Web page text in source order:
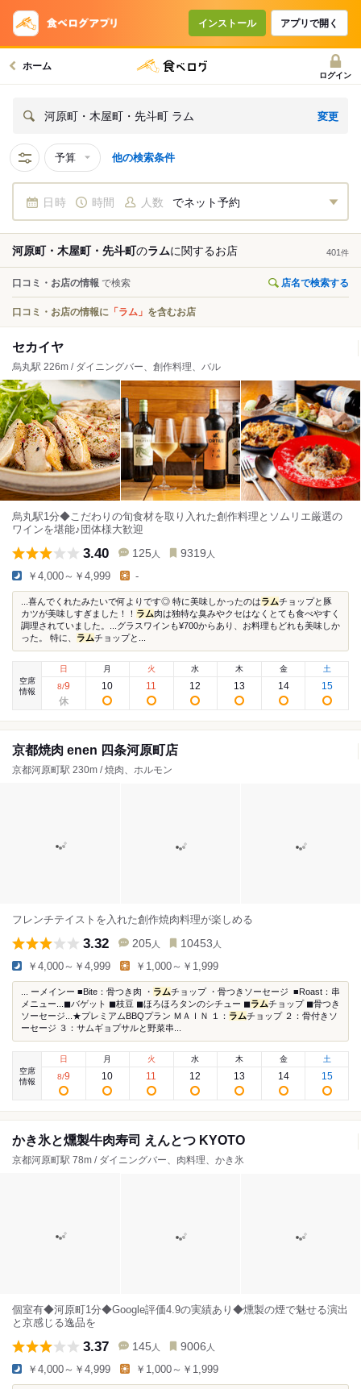
インストール アプリで開く
ホーム
ログイン
河原町・木屋町・先斗町 ラム 変更
予算 他の検索条件
日時 時間 人数 でネット予約
河原町・木屋町・先斗町のラムに関するお店 401 件
口コミ・お店の情報 で検索 店名で検索する
口コミ・お店の情報に 「ラム」 を含むお店
セカイヤ
烏丸駅 226m / ダイニングバー、創作料理、バル
烏丸駅1分◆こだわりの旬食材を取り入れた創作料理とソムリエ厳選の
ワインを堪能♪団体様大歓迎
3.40 125 人 9319 人
￥4,000～￥4,999 -
...喜んでくれたみたいで何よりです◎ 特に美味しかったのはラムチョップと豚
カツが美味しすぎました！！ ラム肉は独特な臭みやクセはなくとても食べやすく
調理されていました。...グラスワインも¥700からあり、お料理もどれも美味しか
った。 特に、 ラムチョップと...
空席
情報
日
8/9
月
10
火
11
水
12
木
13
金
14
土
15
京都焼肉 enen 四条河原町店
京都河原町駅 230m / 焼肉、ホルモン
フレンチテイストを入れた創作焼肉料理が楽しめる
3.32 205 人 10453 人
￥4,000～￥4,999 ￥1,000～￥1,999
...⁡ ーメインー ■Bite：骨つき肉 ・ ラムチョップ ⁡・骨つきソーセージ ⁡ ■Roast：串
メニュー...⁡◼︎バゲット ⁡◼︎枝豆 ⁡◼︎ほろほろタンのシチュー ◼︎ラムチョップ ⁡◼︎骨つき
ソーセージ...★プレミアムBBQプラン ＭＡＩＮ １： ラムチョップ ２：骨付きソ
ーセージ ３：サムギョプサルと野菜串...
空席
情報
日
8/9
月
10
火
11
水
12
木
13
金
14
土
15
かき氷と燻製牛肉寿司 えんとつ KYOTO
京都河原町駅 78m / ダイニングバー、肉料理、かき氷
個室有◆河原町1分◆Google評価4.9の実績あり◆燻製の煙で魅せる演出
と京感じる逸品を
3.37 145 人 9006 人
￥4,000～￥4,999 ￥1,000～￥1,999